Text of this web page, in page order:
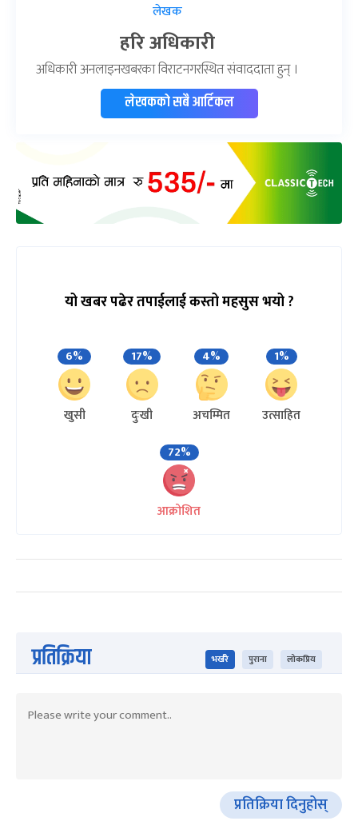
लेखक
हरि अधिकारी
अधिकारी अनलाइनखबरका विराटनगरस्थित संवाददाता हुन् ।
लेखकको सबै आर्टिकल
यो खबर पढेर तपाईलाई कस्तो महसुस भयो ?
6%
खुसी
17%
दुःखी
4%
अचम्मित
1%
उत्साहित
72%
आक्रोशित
प्रतिक्रिया भर्खरै पुराना लोकप्रिय
प्रतिक्रिया दिनुहोस्